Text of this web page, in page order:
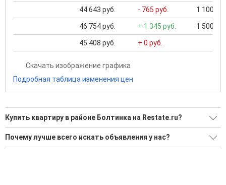
44 643 руб. - 765 руб. 1 100
46 754 руб. + 1 345 руб. 1 500
45 408 руб. + 0 руб.
Скачать изображение графика
Подробная таблица изменения цен
Купить квартиру в районе Болтинка на Restate.ru?
Поможем Купить квартиру в районе Болтинка?
Воспользуйтесь нашим поиском по новостройкам, для
Почему лучше всего искать объявления у нас?